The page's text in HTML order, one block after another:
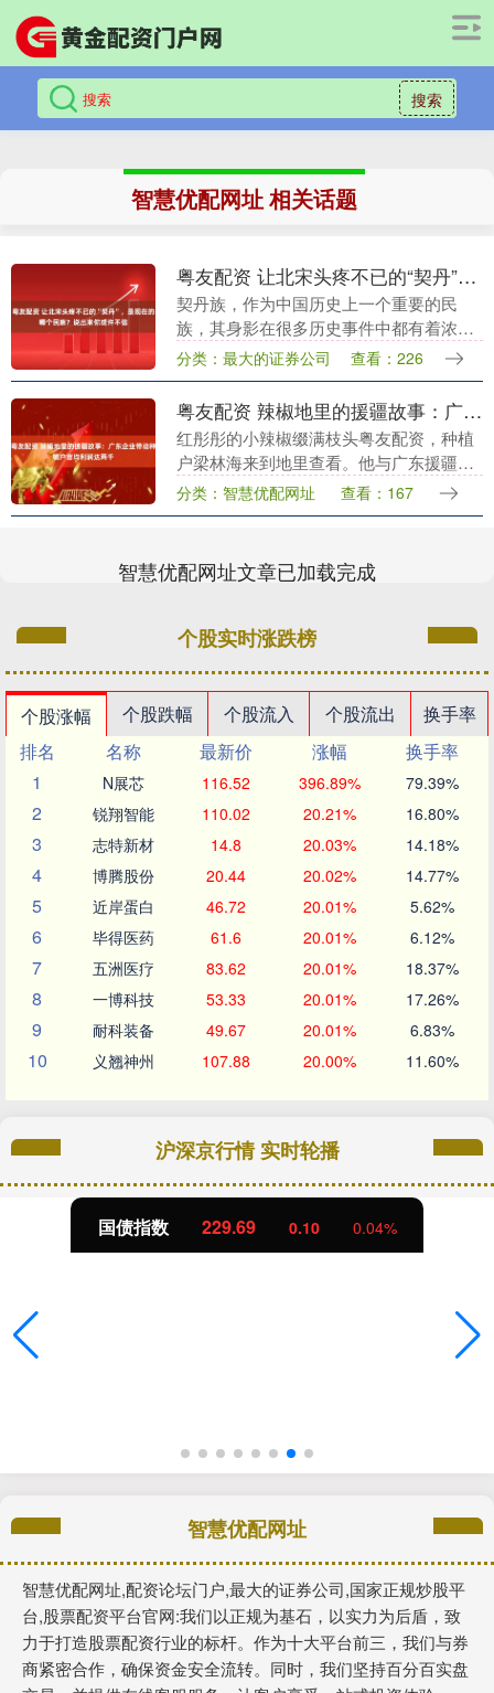
搜索
智慧优配网址 相关话题
粤友配资 让北宋头疼不已的“契丹”，是现在的哪个民族？说出来你或许不信
契丹族，作为中国历史上一个重要的民
族，其身影在很多历史事件中都有着浓墨
重彩的一笔。特别是在宋朝时期，契丹族
建立的辽朝曾经是北方的强大游牧帝国。
辽朝与宋朝之间的关....
分类：最大的证券公司 查看：226
粤友配资 辣椒地里的援疆故事：广东企业带动种植户亩均利润达两千
红彤彤的小辣椒缀满枝头粤友配资，种植
户梁林海来到地里查看。他与广东援疆企
业新地生物科技有限公司达成相关供应协
议，每年收获的辣椒都有了销路。9月18
分类：智慧优配网址 查看：167
智慧优配网址文章已加载完成
个股实时涨跌榜
个股涨幅 个股跌幅 个股流入 个股流出
换手率
排名
名称 最新价 涨幅
换手率
1
N展芯 116.52 396.89% 79.39%
2 锐翔智能 110.02 20.21% 16.80%
3 志特新材 14.8 20.03% 14.18%
4 博腾股份 20.44 20.02% 14.77%
5 近岸蛋白 46.72 20.01% 5.62%
6 毕得医药 61.6 20.01% 6.12%
7 五洲医疗 83.62 20.01% 18.37%
8 一博科技 53.33 20.01% 17.26%
9 耐科装备 49.67 20.01% 6.83%
10 义翘神州 107.88 20.00% 11.60%
沪深京行情 实时轮播
国债指数 229.69 0.10 0.04%
智慧优配网址
智慧优配网址,配资论坛门户,最大的证券公司,国家正规炒股平
台,股票配资平台官网:我们以正规为基石，以实力为后盾，致
力于打造股票配资行业的标杆。作为十大平台前三，我们与券
商紧密合作，确保资金安全流转。同时，我们坚持百分百实盘